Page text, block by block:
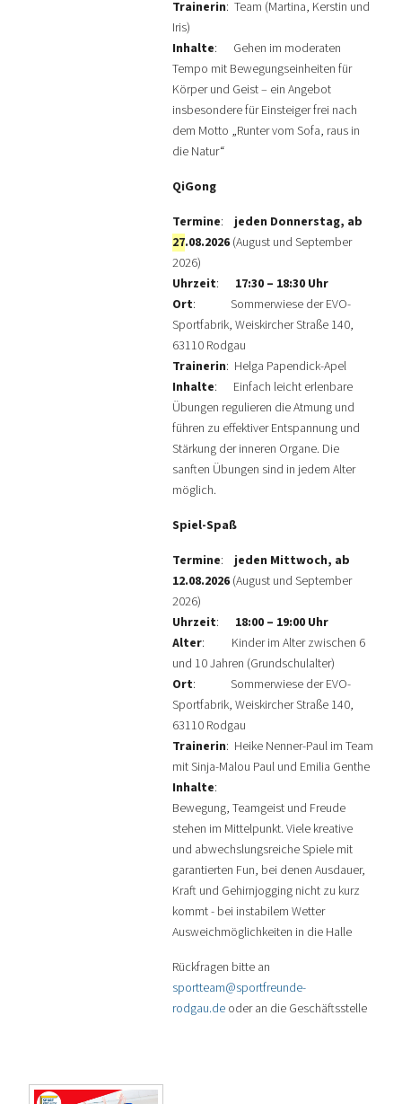
Trainerin: Team (Martina, Kerstin und
Iris)
Inhalte: Gehen im moderaten
Tempo mit Bewegungseinheiten für
Körper und Geist – ein Angebot
insbesondere für Einsteiger frei nach
dem Motto „Runter vom Sofa, raus in
die Natur“
QiGong
Termine:jeden Donnerstag, ab
27.08.2026 (August und September
2026)
Uhrzeit: 17:30 – 18:30 Uhr
Ort: Sommerwiese der EVO-
Sportfabrik, Weiskircher Straße 140,
63110 Rodgau
Trainerin: Helga Papendick-Apel
Inhalte: Einfach leicht erlenbare
Übungen regulieren die Atmung und
führen zu effektiver Entspannung und
Stärkung der inneren Organe. Die
sanften Übungen sind in jedem Alter
möglich.
Spiel-Spaß
Termine:jeden Mittwoch, ab
12.08.2026 (August und September
2026)
Uhrzeit: 18:00 – 19:00 Uhr
Alter: Kinder im Alter zwischen 6
und 10 Jahren (Grundschulalter)
Ort: Sommerwiese der EVO-
Sportfabrik, Weiskircher Straße 140,
63110 Rodgau
Trainerin: Heike Nenner-Paul im Team
mit Sinja-Malou Paul und Emilia Genthe
Inhalte:
Bewegung, Teamgeist und Freude
stehen im Mittelpunkt. Viele kreative
und abwechslungsreiche Spiele mit
garantierten Fun, bei denen Ausdauer,
Kraft und Gehirnjogging nicht zu kurz
kommt - bei instabilem Wetter
Ausweichmöglichkeiten in die Halle
Rückfragen bitte an
sportteam@sportfreunde-
rodgau.de oder an die Geschäftsstelle